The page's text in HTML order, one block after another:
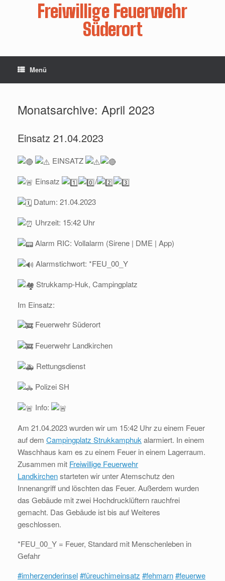
Freiwillige Feuerwehr
Süderort
Menü
Monatsarchive: April 2023
Einsatz 21.04.2023
EINSATZ
Einsatz
/
Datum: 21.04.2023
Uhrzeit: 15:42 Uhr
Alarm RIC: Vollalarm (Sirene | DME | App)
Alarmstichwort: *FEU_00_Y
Strukkamp-Huk, Campingplatz
Im Einsatz:
Feuerwehr Süderort
Feuerwehr Landkirchen
Rettungsdienst
Polizei SH
Info:
Am 21.04.2023 wurden wir um 15:42 Uhr zu einem Feuer
auf dem Campingplatz Strukkamphuk alarmiert. In einem
Waschhaus kam es zu einem Feuer in einem Lagerraum.
Zusammen mit Freiwillige Feuerwehr
Landkirchenstarteten wir unter Atemschutz den
Innenangriff und löschten das Feuer. Außerdem wurden
das Gebäude mit zwei Hochdrucklüftern rauchfrei
gemacht. Das Gebäude ist bis auf Weiteres
geschlossen.
*FEU_00_Y = Feuer, Standard mit Menschenleben in
Gefahr
#imherzenderinsel#füreuchimeinsatz #fehmarn#feuerwe